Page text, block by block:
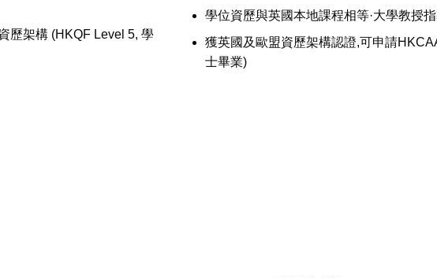
歷架構 (HKQF Level 5, 學
學位資歷與英國本地課程相等·大學教授
獲英國及歐盟資歷架構認證,可申請
士畢業)